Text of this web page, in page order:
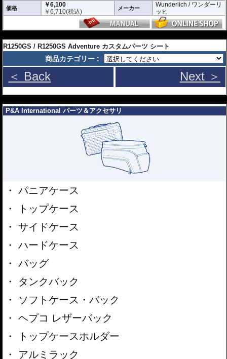
価格
￥6,100
￥6,710(税込) メーカー
Wunderlich / ワンダーリ
ッヒ
R1250GS / R1250GS Adventure カスタムパーツ シート
商品カテゴリー :
＜ Back Next ＞
P&A International パーツ＆アクセサリ
パニアケース
トップケース
サイドケース
ハードケース
バッグ
タンクバック
ソフトケース・バック
ヘプコ レザーバック
トップケースホルダー
アルミラック